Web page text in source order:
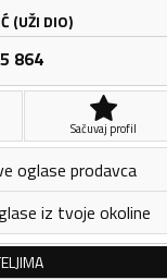
(UŽI DIO)
864
Sačuvaj profil
oglase prodavca
iz tvoje okoline